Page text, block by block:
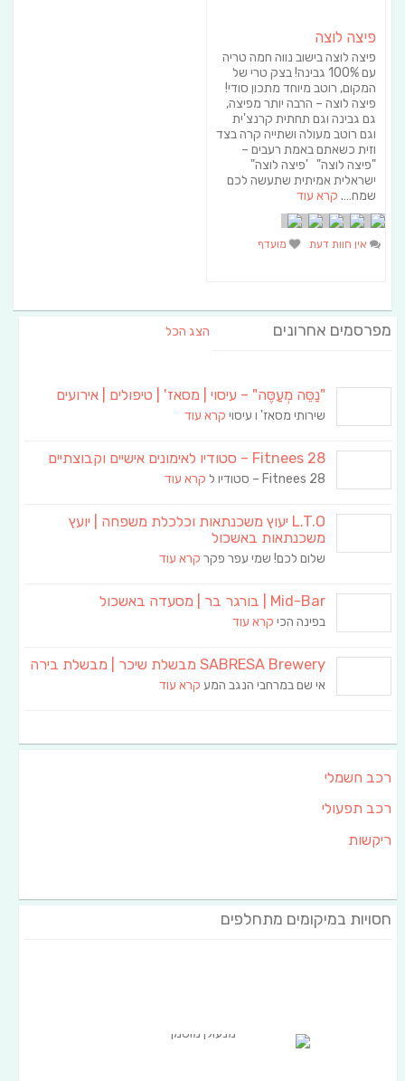
פיצה לוצה
פיצה לוצה בישוב נווה חמה טריה
עם 100% גבינה! בצק טרי של
המקום, רוטב מיוחד מתכון סודי!
פיצה לוצה – הרבה יותר מפיצה,
גם גבינה וגם תחתית קרנצ'ית
וגם רוטב מעולה ושתייה קרה בצד
וזית כשאתם באמת רעבים –
"פיצה לוצה" 'פיצה לוצה"
ישראלית אמיתית שתעשה לכם
שמח…. קרא עוד
אין חוות דעת מועדף
מפרסמים אחרונים הצג הכל
"נַסֵּה מְעַסֶּה" – עיסוי | מסאז' | טיפולים | אירועים
שירותי מסאז' ו עיסוי קרא עוד
Fitnees 28 – סטודיו לאימונים אישיים וקבוצתיים
Fitnees 28 – סטודיו ל קרא עוד
L.T.O יעוץ משכנתאות וכלכלת משפחה | יועץ
משכנתאות באשכול
שלום לכם! שמי עפר פקר קרא עוד
Mid-Bar | בורגר בר | מסעדה באשכול
בפינה הכי קרא עוד
SABRESA Brewery מבשלת שיכר | מבשלת בירה
אי שם במרחבי הנגב המע קרא עוד
רכב חשמלי
רכב תפעולי
ריקשות
חסויות במיקומים מתחלפים